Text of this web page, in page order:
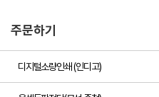
주문하기
디지털소량인쇄 (인디고)